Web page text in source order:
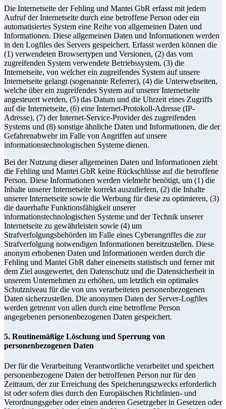
Die Internetseite der Fehling und Mantei GbR erfasst mit jedem
Aufruf der Internetseite durch eine betroffene Person oder ein
automatisiertes System eine Reihe von allgemeinen Daten und
Informationen. Diese allgemeinen Daten und Informationen werden
in den Logfiles des Servers gespeichert. Erfasst werden können die
(1) verwendeten Browsertypen und Versionen, (2) das vom
zugreifenden System verwendete Betriebssystem, (3) die
Internetseite, von welcher ein zugreifendes System auf unsere
Internetseite gelangt (sogenannte Referrer), (4) die Unterwebseiten,
welche über ein zugreifendes System auf unserer Internetseite
angesteuert werden, (5) das Datum und die Uhrzeit eines Zugriffs
auf die Internetseite, (6) eine Internet-Protokoll-Adresse (IP-
Adresse), (7) der Internet-Service-Provider des zugreifenden
Systems und (8) sonstige ähnliche Daten und Informationen, die der
Gefahrenabwehr im Falle von Angriffen auf unsere
informationstechnologischen Systeme dienen.
Bei der Nutzung dieser allgemeinen Daten und Informationen zieht
die Fehling und Mantei GbR keine Rückschlüsse auf die betroffene
Person. Diese Informationen werden vielmehr benötigt, um (1) die
Inhalte unserer Internetseite korrekt auszuliefern, (2) die Inhalte
unserer Internetseite sowie die Werbung für diese zu optimieren, (3)
die dauerhafte Funktionsfähigkeit unserer
informationstechnologischen Systeme und der Technik unserer
Internetseite zu gewährleisten sowie (4) um
Strafverfolgungsbehörden im Falle eines Cyberangriffes die zur
Strafverfolgung notwendigen Informationen bereitzustellen. Diese
anonym erhobenen Daten und Informationen werden durch die
Fehling und Mantei GbR daher einerseits statistisch und ferner mit
dem Ziel ausgewertet, den Datenschutz und die Datensicherheit in
unserem Unternehmen zu erhöhen, um letztlich ein optimales
Schutzniveau für die von uns verarbeiteten personenbezogenen
Daten sicherzustellen. Die anonymen Daten der Server-Logfiles
werden getrennt von allen durch eine betroffene Person
angegebenen personenbezogenen Daten gespeichert.
5. Routinemäßige Löschung und Sperrung von
personenbezogenen Daten
Der für die Verarbeitung Verantwortliche verarbeitet und speichert
personenbezogene Daten der betroffenen Person nur für den
Zeitraum, der zur Erreichung des Speicherungszwecks erforderlich
ist oder sofern dies durch den Europäischen Richtlinien- und
Verordnungsgeber oder einen anderen Gesetzgeber in Gesetzen oder